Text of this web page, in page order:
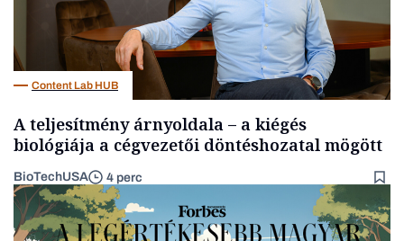
Content Lab HUB
A teljesítmény árnyoldala – a kiégés
biológiája a cégvezetői döntéshozatal mögött
BioTechUSA 4 perc